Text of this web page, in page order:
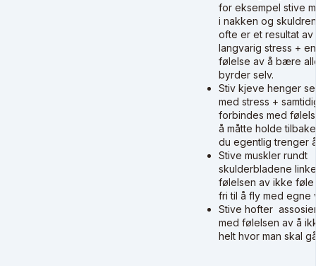
for eksempel stive
i nakken og
ofte er et resultat av
langvarig stress + en
følelse av å bære
byrder selv.
Stiv kjeve henger
med stress +
forbindes med
å måtte holde
du egentlig trenger
Stive muskler rundt
skulderbladene
følelsen av ikke føle
fri til å fly med egne
Stive hofter
med følelsen av å
helt hvor man skal